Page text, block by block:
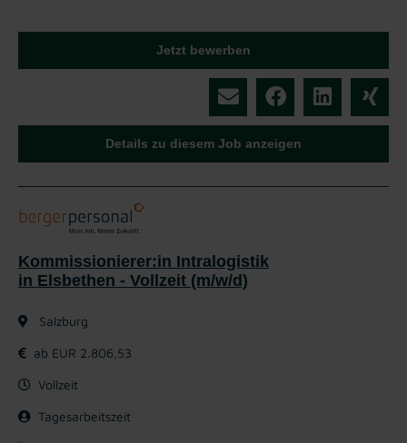
Jetzt bewerben
Details zu diesem Job anzeigen
Kommissionierer:in Intralogistik
in Elsbethen - Vollzeit (m/w/d)
Salzburg
ab EUR 2.806,53
Vollzeit
Tagesarbeitszeit